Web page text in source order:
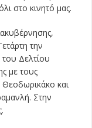
στο κινητό μας.
την
Δελτίου
με τους
και
Στην